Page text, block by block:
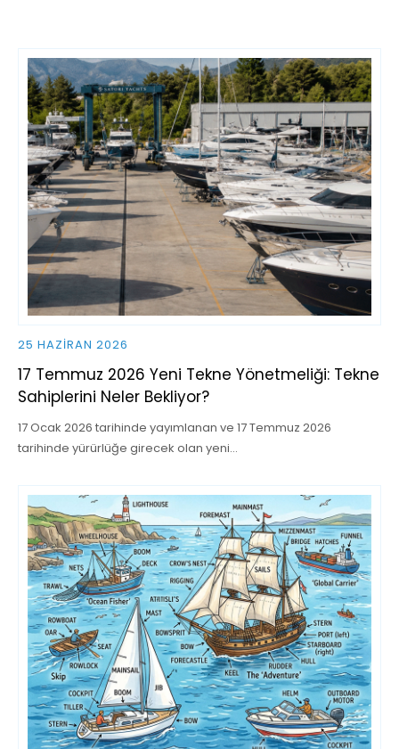
25 HAZIRAN 2026
17 Temmuz 2026 Yeni Tekne Yönetmeliği: Tekne
Sahiplerini Neler Bekliyor?
17 Ocak 2026 tarihinde yayımlanan ve 17 Temmuz 2026
tarihinde yürürlüğe girecek olan yeni…